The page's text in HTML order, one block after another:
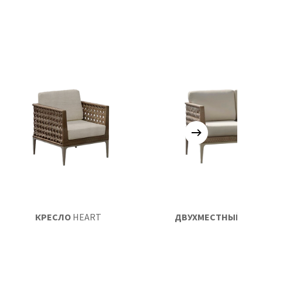
КРЕСЛОHEART ДВУХМЕСТНЫЙ ДИВАН